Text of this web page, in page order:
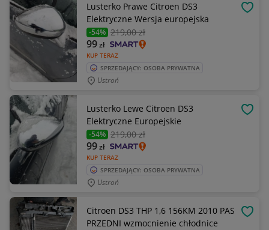
Lusterko Prawe Citroen DS3
Elektryczne Wersja europejska
-54% 219,00 zł
KUP TERAZ
99zł
SPRZEDAJĄCY: OSOBA PRYWATNA
Ustroń
Lusterko Lewe Citroen DS3
Elektryczne Europejskie
-54% 219,00 zł
KUP TERAZ
99zł
SPRZEDAJĄCY: OSOBA PRYWATNA
Ustroń
Citroen DS3 THP 1,6 156KM 2010 PAS
PRZEDNI wzmocnienie chłodnice